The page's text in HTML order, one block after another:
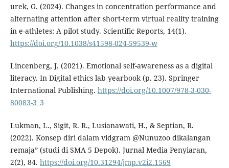
urek, G. (2024). Changes in concentration performance and
alternating attention after short-term virtual reality training
in e-athletes: A pilot study. Scientific Reports, 14(1).
https://doi.org/10.1038/s41598-024-59539-w
Lincenberg, J. (2021). Emotional self-awareness as a digital
literacy. In Digital ethics lab yearbook (p. 23). Springer
International Publishing. https://doi.org/10.1007/978-3-030-
80083-3_3
Lukman, L., Sigit, R. R., Lusianawati, H., & Septian, R.
(2022). Konsep diri dalam vidgram @Nunuzoo dikalangan
remaja” (studi di SMA 5 Depok). Jurnal Media Penyiaran,
2(2), 84. https://doi.org/10.31294/jmp.v2i2.1569